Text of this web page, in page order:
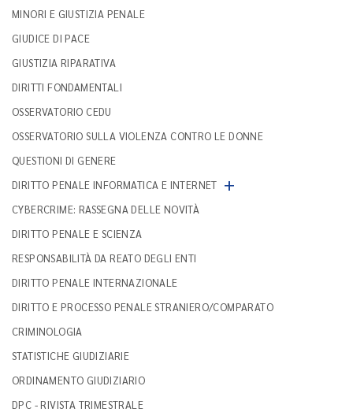
MINORI E GIUSTIZIA PENALE
GIUDICE DI PACE
GIUSTIZIA RIPARATIVA
DIRITTI FONDAMENTALI
OSSERVATORIO CEDU
OSSERVATORIO SULLA VIOLENZA CONTRO LE DONNE
QUESTIONI DI GENERE
DIRITTO PENALE INFORMATICA E INTERNET +
CYBERCRIME: RASSEGNA DELLE NOVITÀ
DIRITTO PENALE E SCIENZA
RESPONSABILITÀ DA REATO DEGLI ENTI
DIRITTO PENALE INTERNAZIONALE
DIRITTO E PROCESSO PENALE STRANIERO/COMPARATO
CRIMINOLOGIA
STATISTICHE GIUDIZIARIE
ORDINAMENTO GIUDIZIARIO
DPC - RIVISTA TRIMESTRALE